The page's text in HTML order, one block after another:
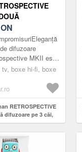
3 CĂI,
DE
difuzoare
MKII este
aniilor anteriori, cu
eleg...
boxe hi-fi, boxe
RETROSPECTIVE
difuzoare pe 3 căi,
culoare maro,